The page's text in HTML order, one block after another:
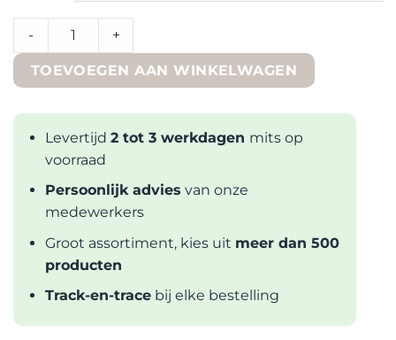
HMK P329 Cotto Wasbeits Bruin quantity
- +
TOEVOEGEN AAN WINKELWAGEN
Levertijd 2 tot 3 werkdagen mits op
voorraad
Persoonlijk advies van onze
medewerkers
Groot assortiment, kies uit meer dan 500
producten
Track-en-tracebij elke bestelling